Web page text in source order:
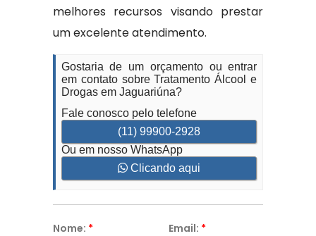
melhores recursos visando prestar
um excelente atendimento.
Gostaria de um orçamento ou entrar
em contato sobre Tratamento Álcool e
Drogas em Jaguariúna?
Fale conosco pelo telefone
(11) 99900-2928
Ou em nosso WhatsApp
Clicando aqui
Nome: * Email: *